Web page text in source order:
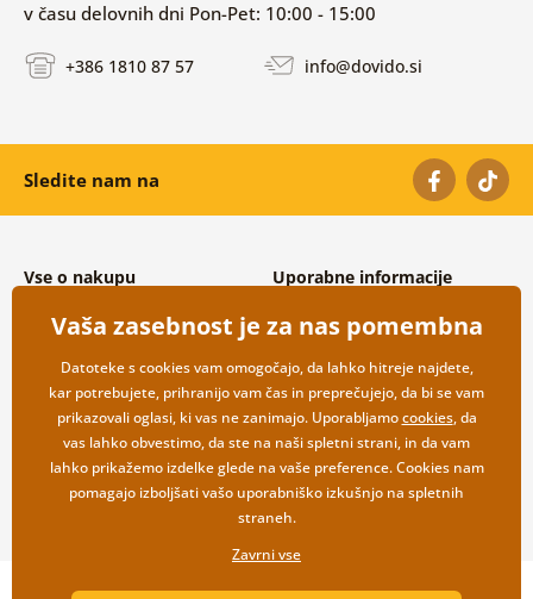
v času delovnih dni Pon-Pet: 10:00 - 15:00
+386 1810 87 57 info@dovido.si
Sledite nam na
Vse o nakupu
Splošni in reklamacijski pogoji
Varovanje osebnih podatkov
Možnosti dostave in plačila
Vračilo blaga
Uporabne informacije
Pogosto zastavljena vprašanja
Kontakti
Veleprodaja
Vaša zasebnost je za nas pomembna
Datoteke s cookies vam omogočajo, da lahko hitreje najdete,
kar potrebujete, prihranijo vam čas in preprečujejo, da bi se vam
prikazovali oglasi, ki vas ne zanimajo. Uporabljamocookies, da
vas lahko obvestimo, da ste na naši spletni strani, in da vam
lahko prikažemo izdelke glede na vaše preference. Cookies nam
pomagajo izboljšati vašo uporabniško izkušnjo na spletnih
straneh.
Zavrni vse